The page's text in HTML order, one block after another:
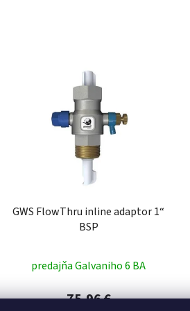
GWS FlowThru inline adaptor 1“
BSP
predajňa Galvaniho 6 BA
75,96 €